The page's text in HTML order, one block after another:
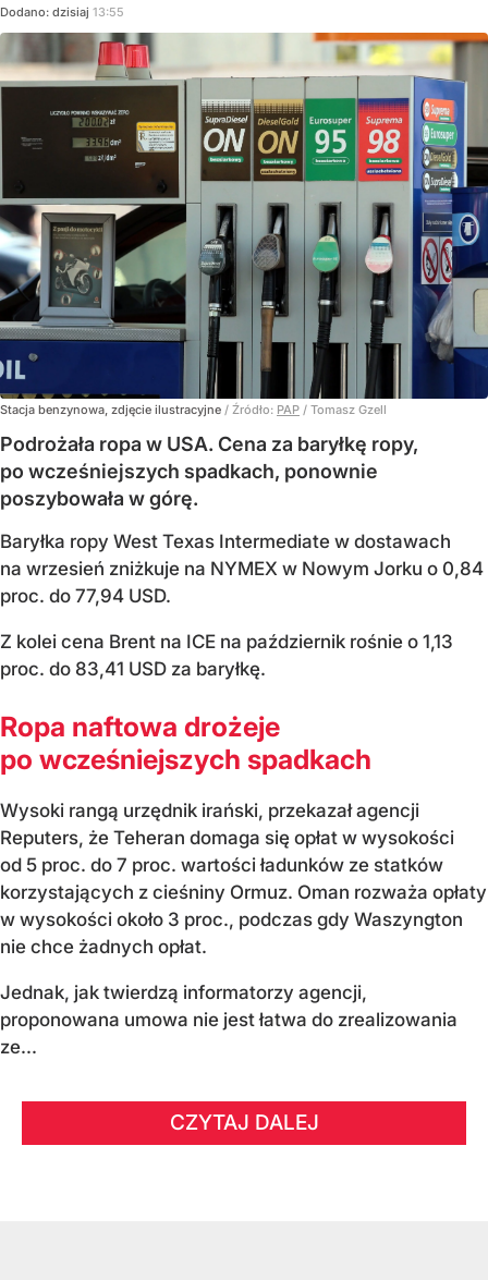
Dodano: dzisiaj 13:55
Stacja benzynowa, zdjęcie ilustracyjne / Źródło: PAP / Tomasz Gzell
Podrożała ropa w USA. Cena za baryłkę ropy,
po wcześniejszych spadkach, ponownie
poszybowała w górę.
Baryłka ropy West Texas Intermediate w dostawach
na wrzesień zniżkuje na NYMEX w Nowym Jorku o 0,84
proc. do 77,94 USD.
Z kolei cena Brent na ICE na październik rośnie o 1,13
proc. do 83,41 USD za baryłkę.
Ropa naftowa drożeje
po wcześniejszych spadkach
Wysoki rangą urzędnik irański, przekazał agencji
Reputers, że Teheran domaga się opłat w wysokości
od 5 proc. do 7 proc. wartości ładunków ze statków
korzystających z cieśniny Ormuz. Oman rozważa opłaty
w wysokości około 3 proc., podczas gdy Waszyngton
nie chce żadnych opłat.
Jednak, jak twierdzą informatorzy agencji,
proponowana umowa nie jest łatwa do zrealizowania
ze...
CZYTAJ DALEJ